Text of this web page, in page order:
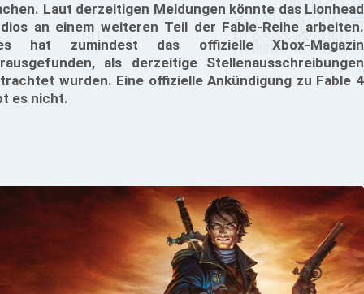
Laut derzeitigen Meldungen könnte das Lionhead
an einem weiteren Teil der Fable-Reihe arbeiten.
hat zumindest das offizielle Xbox-Magazin
als derzeitige Stellenausschreibungen
wurden. Eine offizielle Ankündigung zu Fable 4
es nicht.